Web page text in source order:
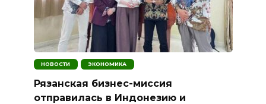
НОВОСТИ ЭКОНОМИКА
Рязанская бизнес-миссия
отправилась в Индонезию и